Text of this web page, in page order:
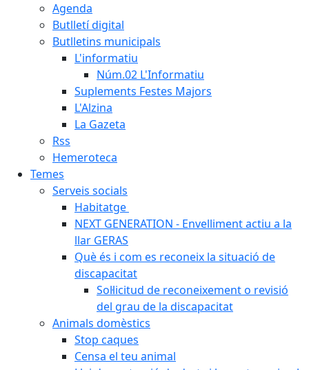
Agenda
Butlletí digital
Butlletins municipals
L'informatiu
Núm.02 L'Informatiu
Suplements Festes Majors
L'Alzina
La Gazeta
Rss
Hemeroteca
Temes
Serveis socials
Habitatge
NEXT GENERATION - Envelliment actiu a la
llar GERAS
Què és i com es reconeix la situació de
discapacitat
Sol·licitud de reconeixement o revisió
del grau de la discapacitat
Animals domèstics
Stop caques
Censa el teu animal